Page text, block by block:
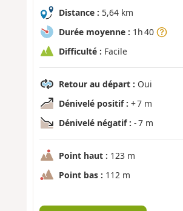
Distance : 5,64 km
Durée moyenne : 1h 40
Difficulté : Facile
Retour au départ : Oui
Dénivelé positif : + 7 m
Dénivelé négatif : - 7 m
Point haut : 123 m
Point bas : 112 m